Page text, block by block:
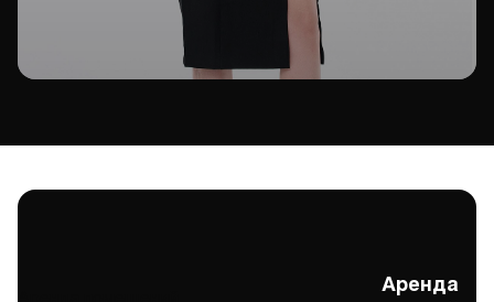
Аренда